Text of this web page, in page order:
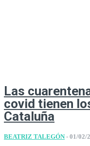
Las
covid tienen
Cataluña
BEATRIZ TALEGÓN - 01/02/